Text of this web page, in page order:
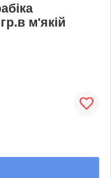
м'якій